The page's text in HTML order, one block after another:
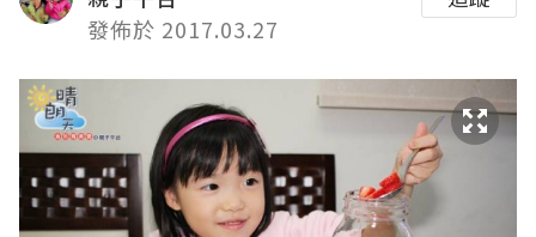
發佈於 2017.03.27